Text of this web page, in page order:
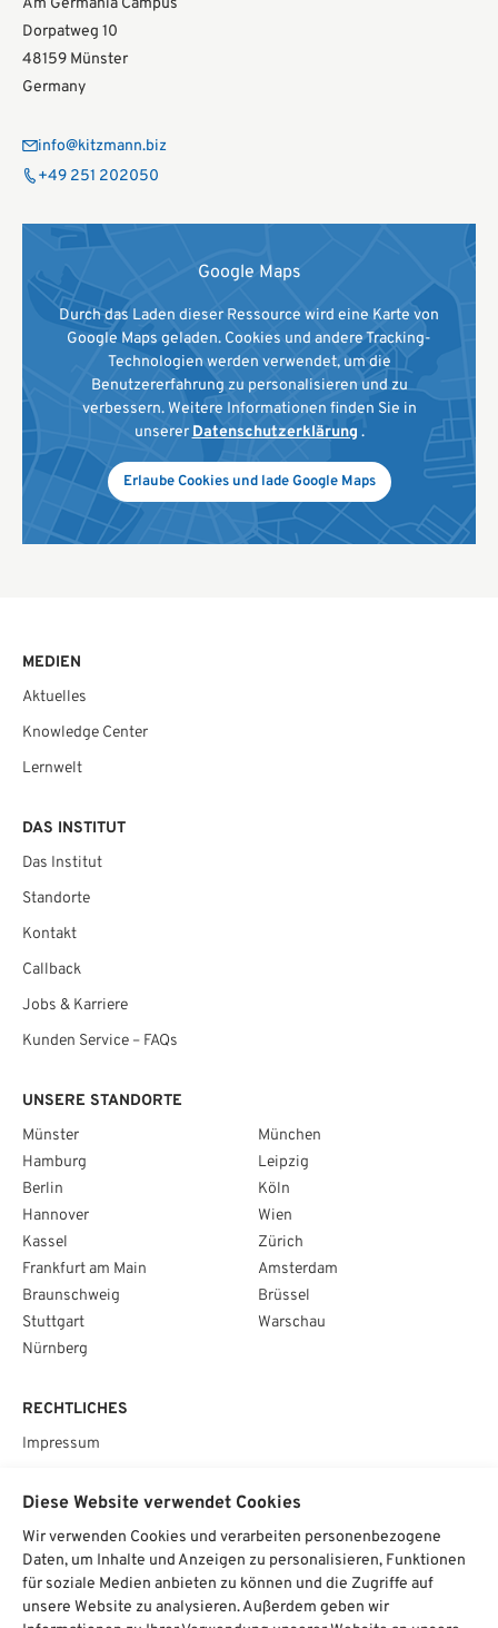
Am Germania Campus
Dorpatweg 10
48159 Münster
Germany
info@kitzmann.biz
+49 251 202050
Google Maps
Durch das Laden dieser Ressource wird eine Karte von
Google Maps geladen. Cookies und andere Tracking-
Technologien werden verwendet, um die
Benutzererfahrung zu personalisieren und zu
verbessern. Weitere Informationen finden Sie in
unserer Datenschutzerklärung .
Erlaube Cookies und lade Google Maps
MEDIEN
Aktuelles
Knowledge Center
Lernwelt
DAS INSTITUT
Das Institut
Standorte
Kontakt
Callback
Jobs & Karriere
Kunden Service – FAQs
RECHTLICHES
Impressum
AGB
Cookie­einstellungen
UNSERE STANDORTE
Münster
Hamburg
Berlin
Hannover
Kassel
Frankfurt am Main
Braunschweig
Stuttgart
Nürnberg
München
Leipzig
Köln
Wien
Zürich
Amsterdam
Brüssel
Warschau
SOCIAL
Diese Website verwendet Cookies
Wir verwenden Cookies und verarbeiten personenbezogene
Daten, um Inhalte und Anzeigen zu personalisieren, Funktionen
für soziale Medien anbieten zu können und die Zugriffe auf
unsere Website zu analysieren. Außerdem geben wir